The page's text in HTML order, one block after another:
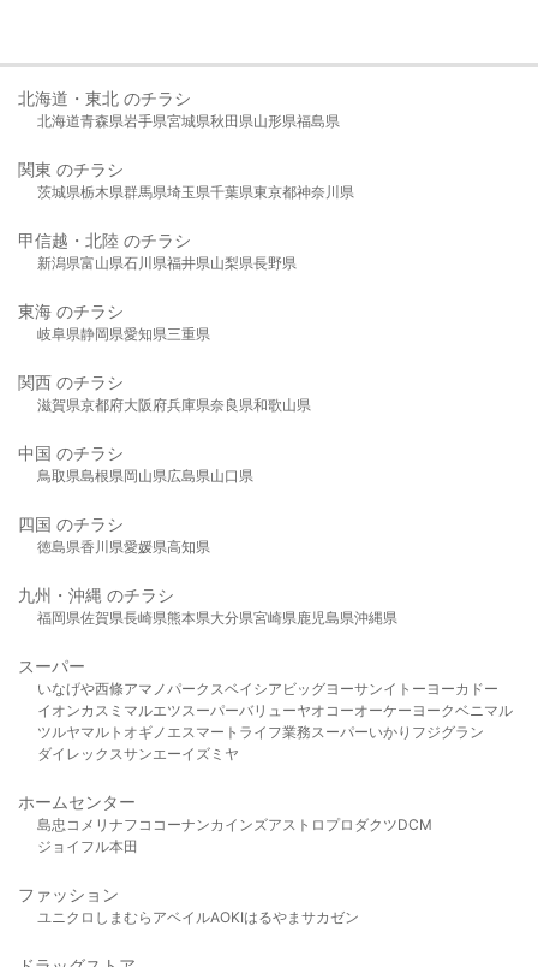
北海道・東北 のチラシ
北海道青森県岩手県宮城県秋田県山形県福島県
関東 のチラシ
茨城県栃木県群馬県埼玉県千葉県東京都神奈川県
甲信越・北陸 のチラシ
新潟県富山県石川県福井県山梨県長野県
東海 のチラシ
岐阜県静岡県愛知県三重県
関西 のチラシ
滋賀県京都府大阪府兵庫県奈良県和歌山県
中国 のチラシ
鳥取県島根県岡山県広島県山口県
四国 のチラシ
徳島県香川県愛媛県高知県
九州・沖縄 のチラシ
福岡県佐賀県長崎県熊本県大分県宮崎県鹿児島県沖縄県
スーパー
いなげや西條アマノパークスベイシア ビッグヨーサンイトーヨーカドー
イオンカスミ マルエツスーパーバリューヤオコーオーケー ヨークベニマル
ツルヤマルト オギノ エスマート ライフ業務スーパーいかり フジグラン
ダイレックスサンエーイズミヤ
ホームセンター
島忠 コメリ ナフコ コーナンカインズアストロプロダクツDCM
ジョイフル本田
ファッション
ユニクロ しまむら アベイルAOKIはるやま サカゼン